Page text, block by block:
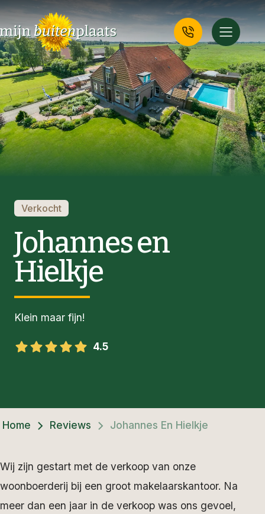
Verkocht
Johannes en
Hielkje
Klein maar fijn!
4.5
Home Reviews Johannes En Hielkje
Wij zijn gestart met de verkoop van onze
woonboerderij bij een groot makelaarskantoor. Na
meer dan een jaar in de verkoop was ons gevoel,